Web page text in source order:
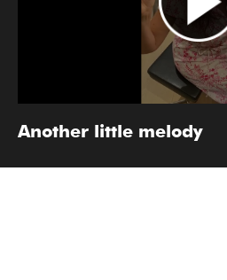
Another little melody